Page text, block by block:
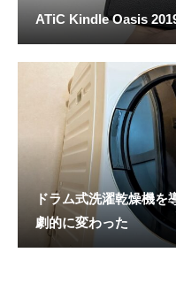
ATiC Kindle Oasis
ドラム式洗濯乾燥機を
劇的に変わった